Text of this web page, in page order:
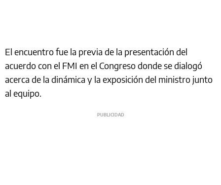
El encuentro fue la previa de la presentación del
acuerdo con el FMI en el Congreso donde se dialogó
acerca de la dinámica y la exposición del ministro junto
al equipo.